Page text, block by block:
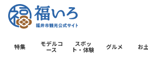
福井
特集
モデルコ
ース
スポッ
ト・体験
グルメ お